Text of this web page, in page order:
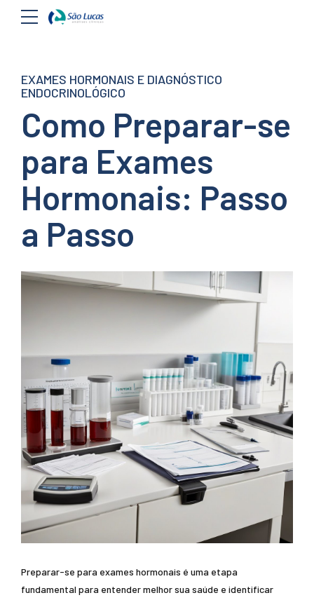
EXAMES HORMONAIS E DIAGNÓSTICO
ENDOCRINOLÓGICO
Como Preparar-se
para Exames
Hormonais: Passo
a Passo
Preparar-se para exames hormonais é uma etapa
fundamental para entender melhor sua saúde e identificar